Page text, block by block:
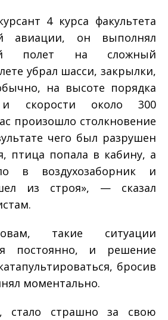
4 курса факультета
авиации, он выполнял
полет на сложный
убрал шасси, закрылки,
на высоте порядка
скорости около 300
произошло столкновение
чего был разрушен
птица попала в кабину, а
в воздухозаборник и
из строя», — сказал
такие ситуации
постоянно, и решение
бросив
моментально.
стало страшно за свою